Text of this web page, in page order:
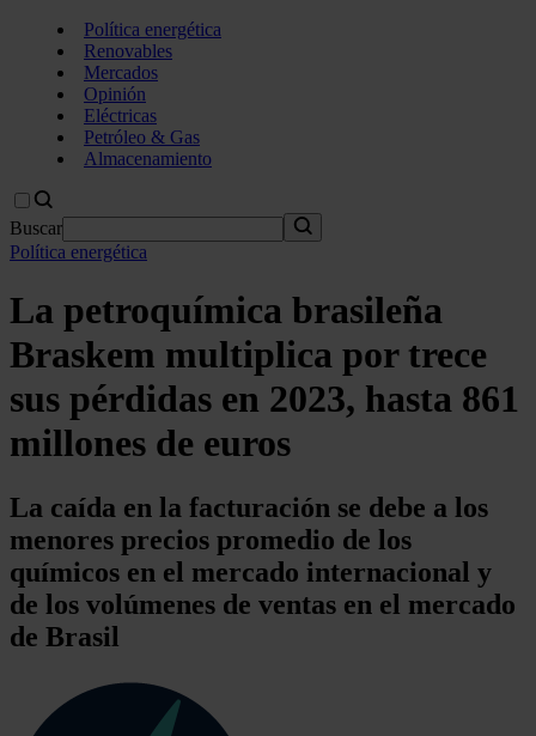
Política energética
Renovables
Mercados
Opinión
Eléctricas
Petróleo & Gas
Almacenamiento
Buscar
Política energética
La petroquímica brasileña
Braskem multiplica por trece
sus pérdidas en 2023, hasta 861
millones de euros
La caída en la facturación se debe a los
menores precios promedio de los
químicos en el mercado internacional y
de los volúmenes de ventas en el mercado
de Brasil